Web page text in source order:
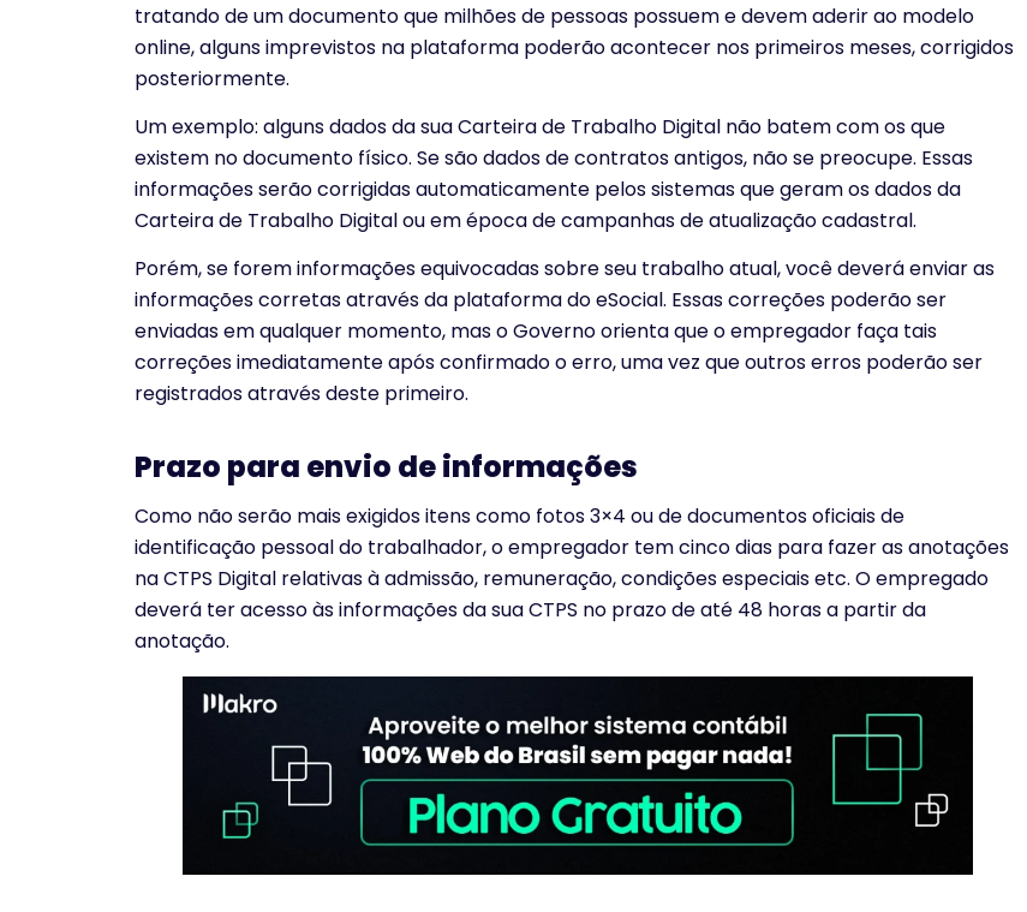
tratando de um documento que milhões de pessoas possuem e devem aderir ao modelo
online, alguns imprevistos na plataforma poderão acontecer nos primeiros meses, corrigidos
posteriormente.
Um exemplo: alguns dados da sua Carteira de Trabalho Digital não batem com os que
existem no documento físico. Se são dados de contratos antigos, não se preocupe. Essas
informações serão corrigidas automaticamente pelos sistemas que geram os dados da
Carteira de Trabalho Digital ou em época de campanhas de atualização cadastral.
Porém, se forem informações equivocadas sobre seu trabalho atual, você deverá enviar as
informações corretas através da plataforma do eSocial. Essas correções poderão ser
enviadas em qualquer momento, mas o Governo orienta que o empregador faça tais
correções imediatamente após confirmado o erro, uma vez que outros erros poderão ser
registrados através deste primeiro.
Prazo para envio de informações
Como não serão mais exigidos itens como fotos 3×4 ou de documentos oficiais de
identificação pessoal do trabalhador, o empregador tem cinco dias para fazer as anotações
na CTPS Digital relativas à admissão, remuneração, condições especiais etc. O empregado
deverá ter acesso às informações da sua CTPS no prazo de até 48 horas a partir da
anotação.